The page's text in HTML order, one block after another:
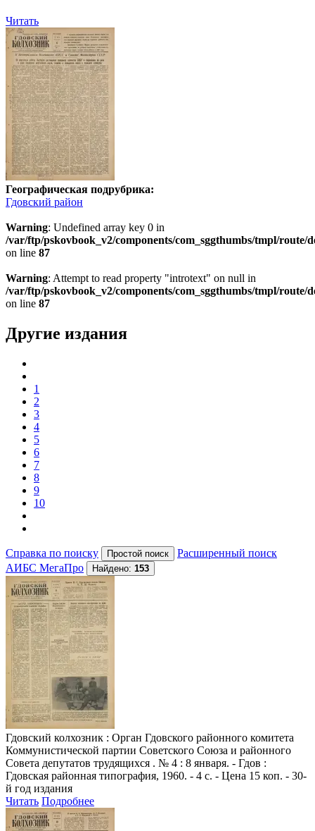
Читать
Географическая подрубрика:
Гдовский район
Warning: Undefined array key 0 in
/var/ftp/pskovbook_v2/components/com_sggthumbs/tmpl/route/
on line 87
Warning: Attempt to read property "introtext" on null in
/var/ftp/pskovbook_v2/components/com_sggthumbs/tmpl/route/
on line 87
Другие издания
1
2
3
4
5
6
7
8
9
10
Справка по поиску
Расширенный поиск
АИБС МегаПро
Найдено: 153
Гдовский колхозник : Орган Гдовского районного комитета
Коммунистической партии Советского Союза и районного
Совета депутатов трудящихся . № 4 : 8 января. - Гдов :
Гдовская районная типография, 1960. - 4 с. - Цена 15 коп. - 30-
й год издания
Читать Подробнее